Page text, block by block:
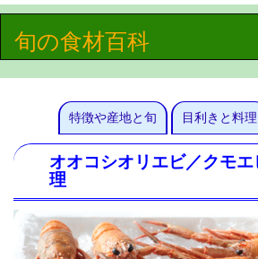
旬の食材百科
特徴や産地と旬 目利きと料理
オオコシオリエビ／クモ
理